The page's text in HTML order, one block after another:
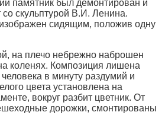
памятник был демонтирован и
скульптурой В.И. Ленина.
сидящим, положив одну
на плечо небрежно наброшен
коленях. Композиция лишена
в минуту раздумий и
цвета установлена на
вокруг разбит цветник. От
дорожки, смонтированы